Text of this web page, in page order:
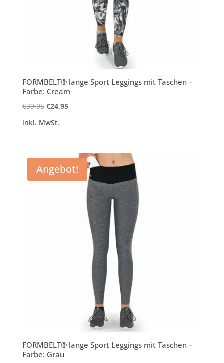
FORMBELT® lange Sport Leggings mit Taschen –
Farbe: Cream
€39,95 Ursprünglicher
war:
€24,95Aktueller
inkl. MwSt.
Angebot!
FORMBELT® lange Sport Leggings mit Taschen –
Farbe: Grau